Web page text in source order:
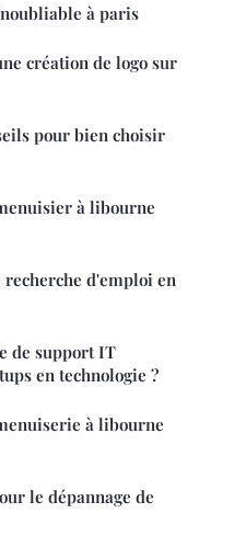
à paris
création de logo sur
pour bien choisir
à libourne
d'emploi en
de support IT
en technologie ?
à libourne
le dépannage de